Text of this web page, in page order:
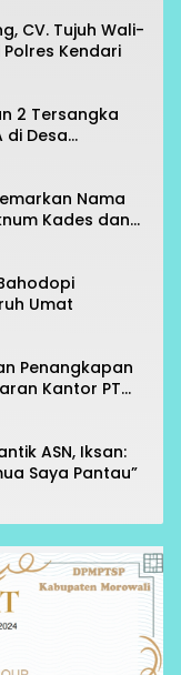
CV. Tujuh Wali-
Kendari
2 Tersangka
di Desa
Nama
Kades dan
Umat
Penangkapan
Kantor PT
ASN, Iksan:
Saya Pantau”